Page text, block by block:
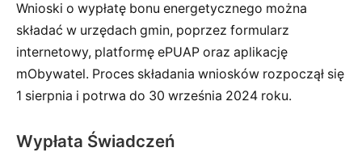
Wnioski o wypłatę bonu energetycznego można
składać w urzędach gmin, poprzez formularz
internetowy, platformę ePUAP oraz aplikację
mObywatel. Proces składania wniosków rozpoczął się
1 sierpnia i potrwa do 30 września 2024 roku.
Wypłata Świadczeń